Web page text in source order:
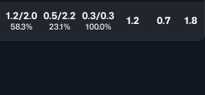
1.2/2.0
58.3%
0.5/2.2
23.1%
0.3/0.3
100.0% 1.2 0.7 1.8